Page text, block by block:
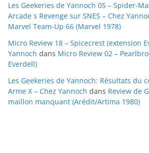
Les Geekeries de Yannoch 05 – Spider-
Arcade s Revenge sur SNES – Chez
Marvel Team-Up 66 (Marvel 1978)
Micro Review 18 – Spicecrest (extension
Yannoch dans Micro Review 02 –
Everdell)
Les Geekeries de Yannoch: Résultats du
Arme X – Chez Yannoch dans Review de
maillon manquant (Arédit/Artima 1980)